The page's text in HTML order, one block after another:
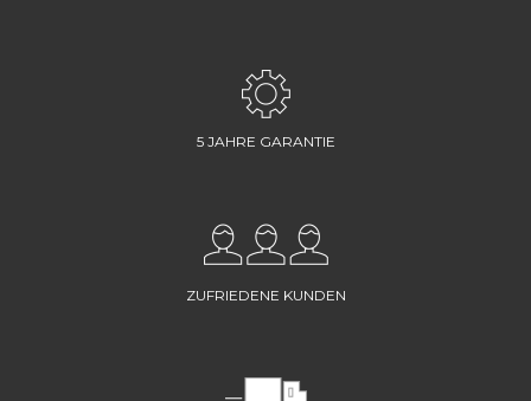
5 JAHRE GARANTIE
ZUFRIEDENE KUNDEN